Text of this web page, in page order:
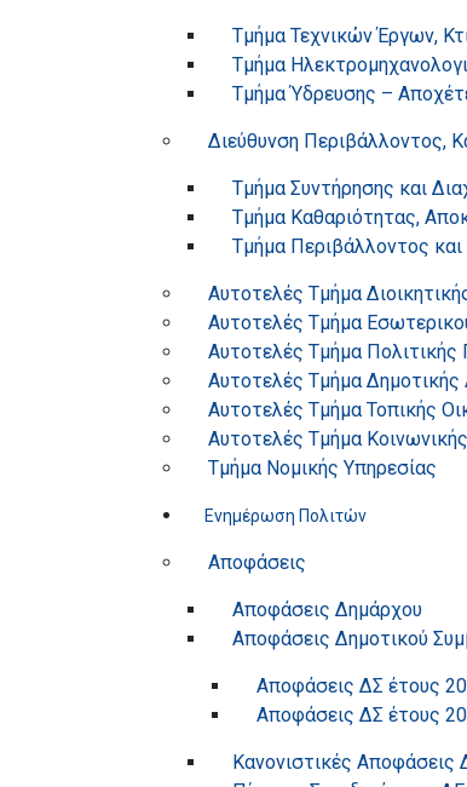
Τμήμα Τεχνικών Έργων,
Τμήμα
Τμήμα Ύδρευσης –
Διεύθυνση Περιβάλλοντος,
Τμήμα Συντήρησης και
Τμήμα Καθαριότητας,
Τμήμα Περιβάλλοντος
Αυτοτελές Τμήμα
Αυτοτελές Τμήμα
Αυτοτελές Τμήμα Πολιτικής
Αυτοτελές Τμήμα Δημοτικής
Αυτοτελές Τμήμα Τοπικής
Αυτοτελές Τμήμα
Τμήμα Νομικής Υπηρεσίας
Ενημέρωση Πολιτών
Αποφάσεις
Αποφάσεις Δημάρχου
Αποφάσεις Δημοτικού
Αποφάσεις ΔΣ έτους
Αποφάσεις ΔΣ έτους
Κανονιστικές Αποφάσεις